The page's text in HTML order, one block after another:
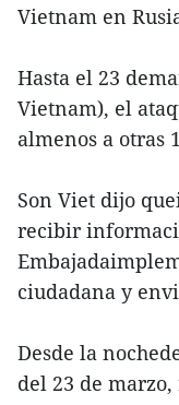
Vietnam en
Hasta el 23
Vietnam), el
almenos a otras
Son Viet dijo
recibir
ciudadana y
Desde la
del 23 de